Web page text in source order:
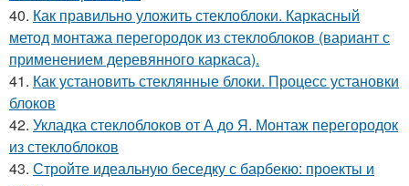
40. Как правильно уложить стеклоблоки. Каркасный
метод монтажа перегородок из стеклоблоков (вариант с
применением деревянного каркаса).
41. Как установить стеклянные блоки. Процесс установки
блоков
42. Укладка стеклоблоков от А до Я. Монтаж перегородок
из стеклоблоков
43. Стройте идеальную беседку с барбекю: проекты и